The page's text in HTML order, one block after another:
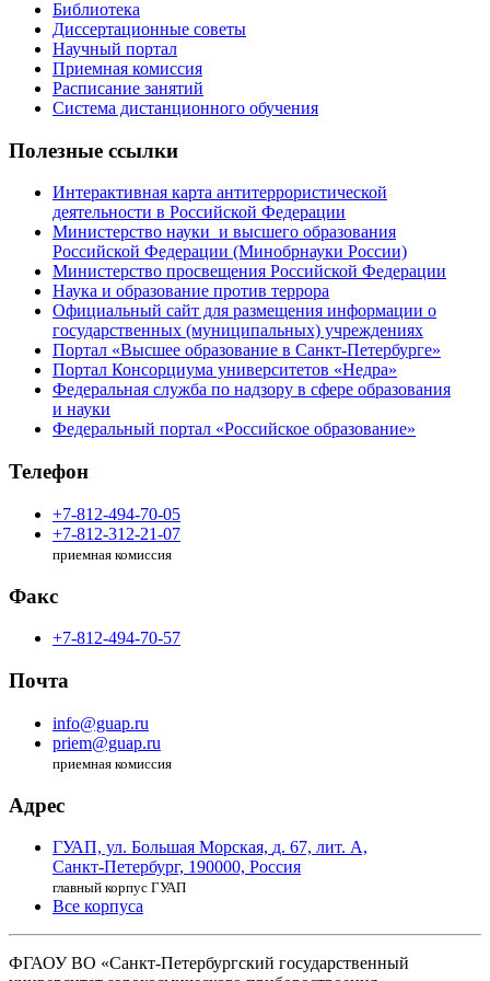
Библиотека
Диссертационные советы
Научный портал
Приемная комиссия
Расписание занятий
Система дистанционного обучения
Полезные ссылки
Интерактивная карта антитеррористической
деятельности в Российской Федерации
Министерство науки и высшего образования
Российской Федерации (Минобрнауки России)
Министерство просвещения Российской Федерации
Наука и образование против террора
Официальный сайт для размещения информации о
государственных (муниципальных) учреждениях
Портал «Высшее образование в Санкт-Петербурге»
Портал Консорциума университетов «Недра»
Федеральная служба по надзору в сфере образования
и науки
Федеральный портал «Российское образование»
Телефон
+7-812-494-70-05
+7-812-312-21-07
приемная комиссия
Факс
+7-812-494-70-57
Почта
info@guap.ru
priem@guap.ru
приемная комиссия
Адрес
ГУАП, ул. Большая Морская, д. 67, лит. А,
Санкт-Петербург, 190000, Россия
главный корпус ГУАП
Все корпуса
ФГАОУ ВО «Санкт-Петербургский государственный